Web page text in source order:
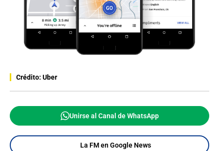
Crédito: Uber
Unirse al Canal de WhatsApp
La FM en Google News